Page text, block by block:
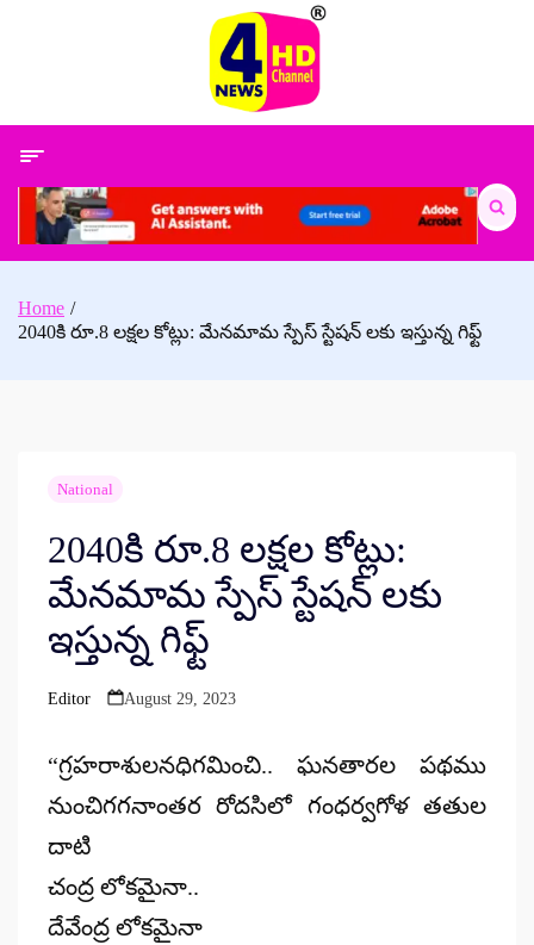
Search
for:
Home
2040కి రూ.8 లక్షల కోట్లు: మేనమామ స్పేస్ స్టేషన్ లకు ఇస్తున్న గిఫ్ట్
National
2040కి రూ.8 లక్షల కోట్లు:
మేనమామ స్పేస్ స్టేషన్ లకు
ఇస్తున్న గిఫ్ట్
Posted
Editor August 29, 2023
“గ్రహరాశులనధిగమించి.. ఘనతారల పథము
నుంచిగగనాంతర రోదసిలో గంధర్వగోళ తతుల
దాటి
చంద్ర లోకమైనా..
దేవేంద్ర లోకమైనా